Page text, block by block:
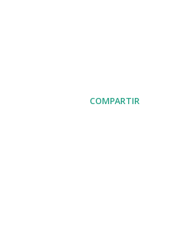
COMPARTIR